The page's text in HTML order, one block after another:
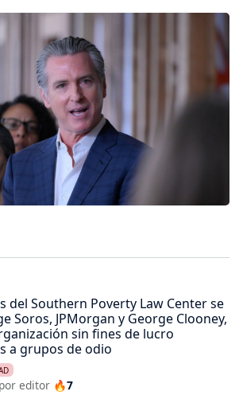
del Southern Poverty Law Center se
Soros, JPMorgan y George Clooney,
sin fines de lucro
a grupos de odio
editor 🔥7